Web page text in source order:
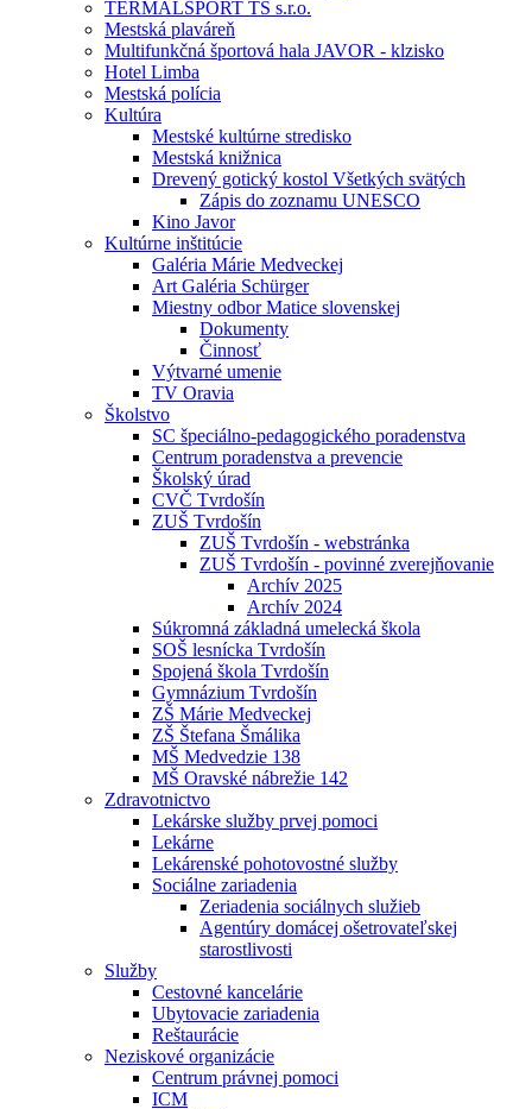
TERMALŠPORT TS s.r.o.
Mestská plaváreň
Multifunkčná športová hala JAVOR - klzisko
Hotel Limba
Mestská polícia
Kultúra
Mestské kultúrne stredisko
Mestská knižnica
Drevený gotický kostol Všetkých svätých
Zápis do zoznamu UNESCO
Kino Javor
Kultúrne inštitúcie
Galéria Márie Medveckej
Art Galéria Schürger
Miestny odbor Matice slovenskej
Dokumenty
Činnosť
Výtvarné umenie
TV Oravia
Školstvo
SC špeciálno-pedagogického poradenstva
Centrum poradenstva a prevencie
Školský úrad
CVČ Tvrdošín
ZUŠ Tvrdošín
ZUŠ Tvrdošín - webstránka
ZUŠ Tvrdošín - povinné zverejňovanie
Archív 2025
Archív 2024
Súkromná základná umelecká škola
SOŠ lesnícka Tvrdošín
Spojená škola Tvrdošín
Gymnázium Tvrdošín
ZŠ Márie Medveckej
ZŠ Štefana Šmálika
MŠ Medvedzie 138
MŠ Oravské nábrežie 142
Zdravotnictvo
Lekárske služby prvej pomoci
Lekárne
Lekárenské pohotovostné služby
Sociálne zariadenia
Zeriadenia sociálnych služieb
Agentúry domácej ošetrovateľskej
starostlivosti
Služby
Cestovné kancelárie
Ubytovacie zariadenia
Reštaurácie
Neziskové organizácie
Centrum právnej pomoci
ICM